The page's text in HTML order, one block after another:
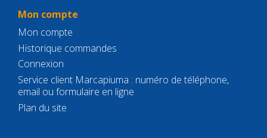
Mon compte
Mon compte
Historique commandes
Connexion
Service client Marcapiuma : numéro de téléphone,
email ou formulaire en ligne
Plan du site